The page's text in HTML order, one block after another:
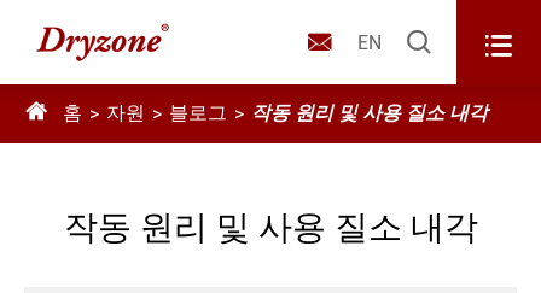
 EN  
 홈 자원 블로그 작동 원리 및 사용 질소 내각
작동 원리 및 사용 질소 내각